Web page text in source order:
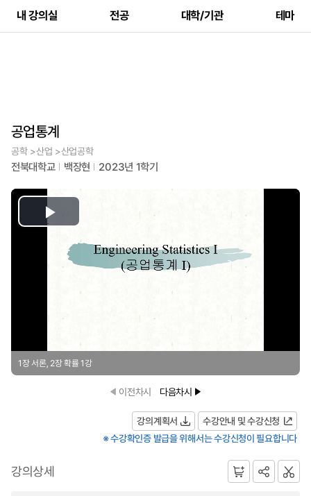
내 강의실 전공 대학/기관 테마
공업통계
공학 >산업 >산업공학
전북대학교 백장현 2023년 1학기
Play
Video
1장 서론, 2장 확률 1강
이전차시 다음차시
강의계획서
수강안내 및 수강신청
※ 수강확인증 발급을 위해서는 수강신청이 필요합니다
강의상세